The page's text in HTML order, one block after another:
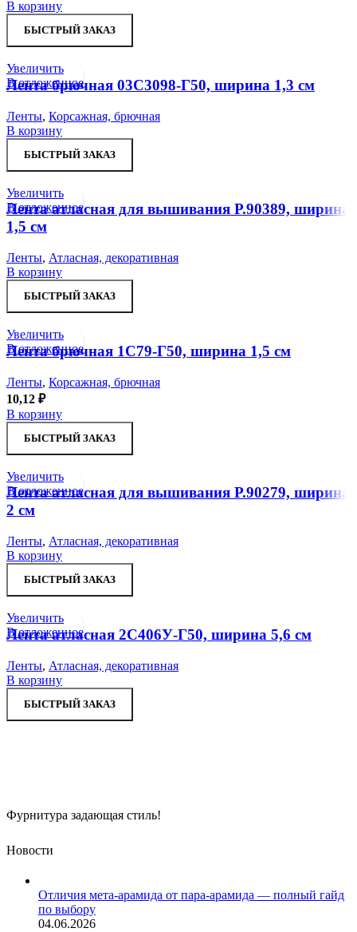
В корзину
БЫСТРЫЙ ЗАКАЗ
Увеличить
В отложенное
Лента брючная 03С3098-Г50, ширина 1,3 см
Ленты, Корсажная, брючная
В корзину
БЫСТРЫЙ ЗАКАЗ
Увеличить
В отложенное
Лента атласная для вышивания Р.90389, ширина
1,5 см
Ленты, Атласная, декоративная
В корзину
БЫСТРЫЙ ЗАКАЗ
Увеличить
В отложенное
Лента брючная 1С79-Г50, ширина 1,5 см
Ленты, Корсажная, брючная
10,12 ₽
В корзину
БЫСТРЫЙ ЗАКАЗ
Увеличить
В отложенное
Лента атласная для вышивания Р.90279, ширина
2 см
Ленты, Атласная, декоративная
В корзину
БЫСТРЫЙ ЗАКАЗ
Увеличить
В отложенное
Лента атласная 2С406У-Г50, ширина 5,6 см
Ленты, Атласная, декоративная
В корзину
БЫСТРЫЙ ЗАКАЗ
Фурнитура задающая стиль!
Новости
Отличия мета-арамида от пара-арамида — полный гайд
по выбору
04.06.2026